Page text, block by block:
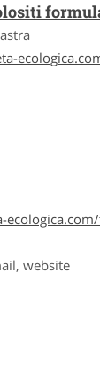
website